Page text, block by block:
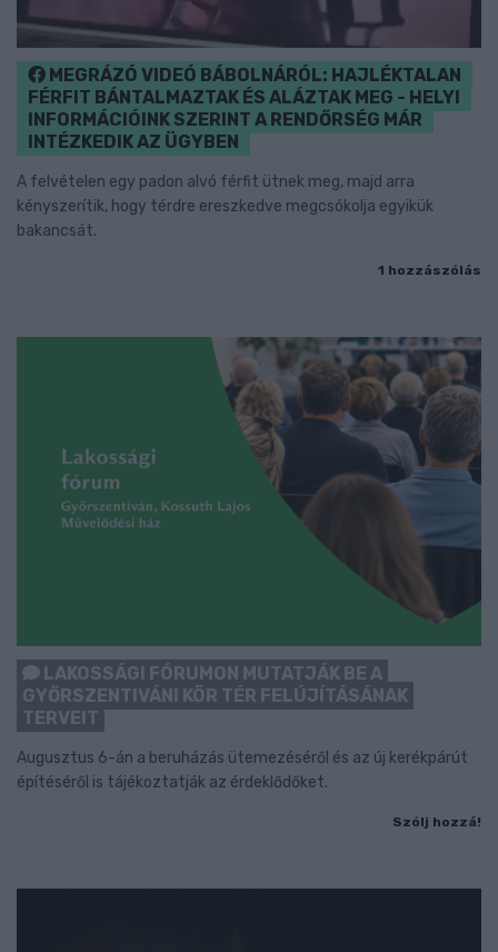
MEGRÁZÓ VIDEÓ BÁBOLNÁRÓL: HAJLÉKTALAN
FÉRFIT BÁNTALMAZTAK ÉS ALÁZTAK MEG - HELYI
INFORMÁCIÓINK SZERINT A RENDŐRSÉG MÁR
INTÉZKEDIK AZ ÜGYBEN
A felvételen egy padon alvó férfit ütnek meg, majd arra
kényszerítik, hogy térdre ereszkedve megcsókolja egyikük
bakancsát.
1 hozzászólás
LAKOSSÁGI FÓRUMON MUTATJÁK BE A
GYŐRSZENTIVÁNI KÖR TÉR FELÚJÍTÁSÁNAK
TERVEIT
Augusztus 6-án a beruházás ütemezéséről és az új kerékpárút
építéséről is tájékoztatják az érdeklődőket.
Szólj hozzá!